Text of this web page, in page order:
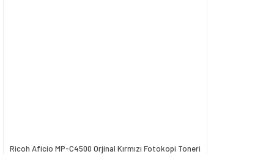
Ricoh Aficio MP-C4500 Orjinal Kırmızı Fotokopi Toneri